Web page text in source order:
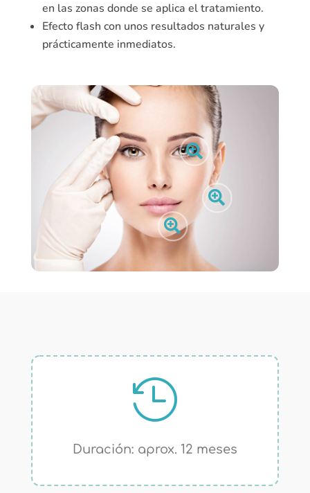
en las zonas donde se aplica el tratamiento.
Efecto flash con unos resultados naturales y
prácticamente inmediatos.




Duración: aprox. 12 meses